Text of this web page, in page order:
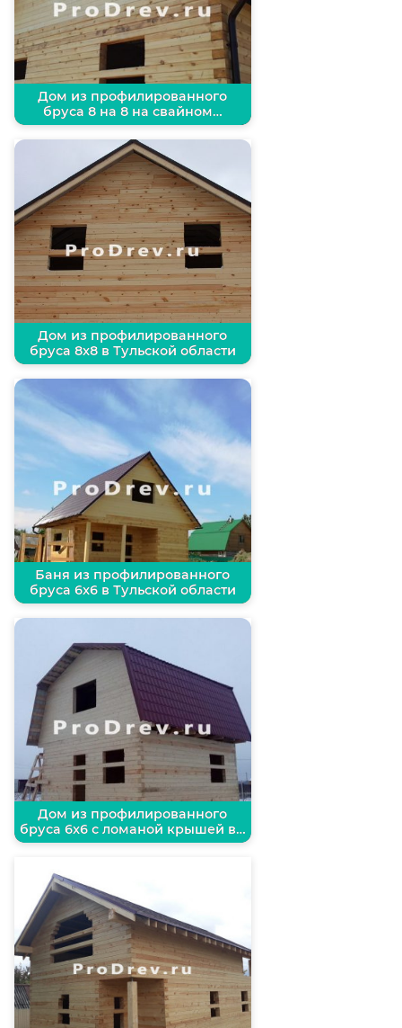
Дом из профилированного
бруса 8 на 8 на свайном…
Дом из профилированного
бруса 8х8 в Тульской области
Баня из профилированного
бруса 6х6 в Тульской области
Дом из профилированного
бруса 6х6 с ломаной крышей в…